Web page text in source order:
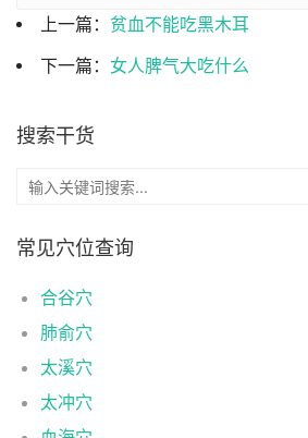
上一篇： 贫血不能吃黑木耳
下一篇： 女人脾气大吃什么
搜索干货
常见穴位查询
合谷穴
肺俞穴
太溪穴
太冲穴